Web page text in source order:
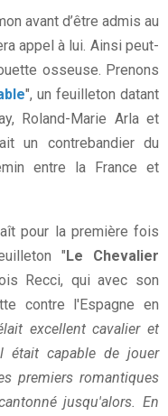
avant d’être admis au
appel à lui. Ainsi peut-
osseuse. Prenons
", un feuilleton datant
Roland-Marie Arla et
un contrebandier du
entre la France et
pour la première fois
"Le Chevalier
Recci, qui avec son
contre l'Espagne en
excellent cavalier et
était capable de jouer
premiers romantiques
jusqu'alors. En